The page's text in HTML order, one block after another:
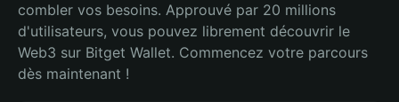
combler vos besoins. Approuvé par 20 millions
d'utilisateurs, vous pouvez librement découvrir le
Web3 sur Bitget Wallet. Commencez votre parcours
dès maintenant !